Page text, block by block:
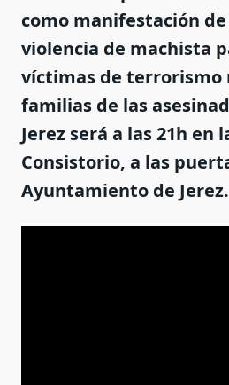
como manifestación
violencia de machista
víctimas de terrorismo
familias de las
Jerez será a las 21h en
Consistorio, a las
Ayuntamiento de